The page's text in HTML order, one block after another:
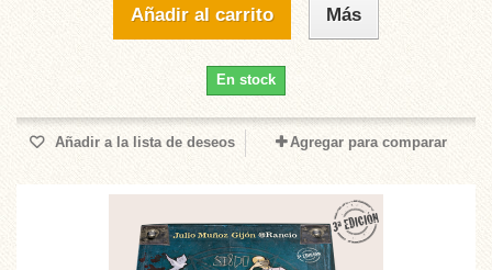
Añadir al carrito Más
En stock
Añadir a la lista de deseos Agregar para comparar